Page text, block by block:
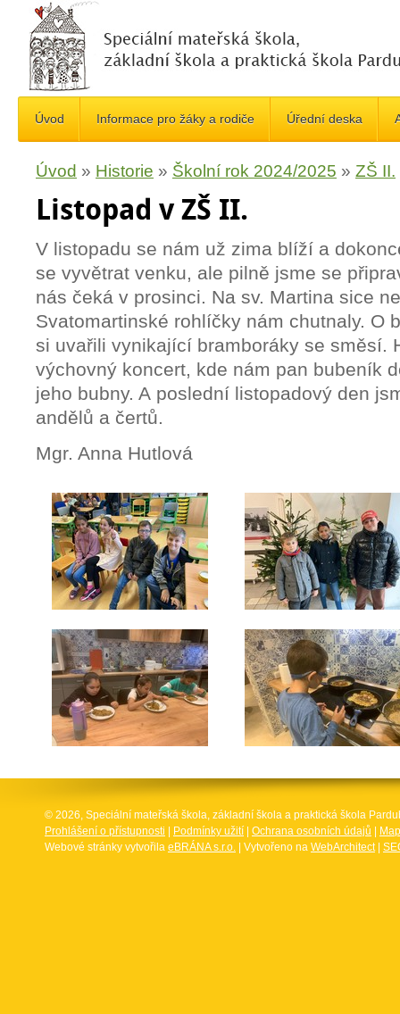
Úvod Informace pro žáky a rodiče Úřední deska
Úvod » Historie » Školní rok 2024/2025 » ZŠ II.
Listopad v ZŠ II.
V listopadu se nám už zima blíží a
se vyvětrat venku, ale pilně jsme se
nás čeká v prosinci. Na sv. Martina sice
Svatomartinské rohlíčky nám chutnaly. O
si uvařili vynikající bramboráky se směsí.
výchovný koncert, kde nám pan bubeník
jeho bubny. A poslední listopadový den
andělů a čertů.
Mgr. Anna Hutlová
© 2026, Speciální mateřská škola, základní škola a praktická škola
Prohlášení o přístupnosti
Podmínky užití Ochrana osobních údajů
Webové stránky vytvořila eBRÁNA s.r.o. | Vytvořeno na WebArchitect|